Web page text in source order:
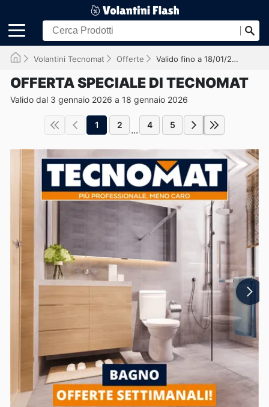
Volantini Tecnomat Offerte Valido fino a 18/01/2026
OFFERTA SPECIALE DI TECNOMAT
Valido dal 3 gennaio 2026 a 18 gennaio 2026
1 2 ... 4 5